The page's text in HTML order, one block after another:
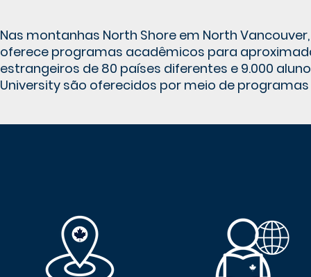
Nas montanhas North Shore em North
oferece programas acadêmicos para
estrangeiros de 80 países diferentes e 9.000
University são oferecidos por meio de